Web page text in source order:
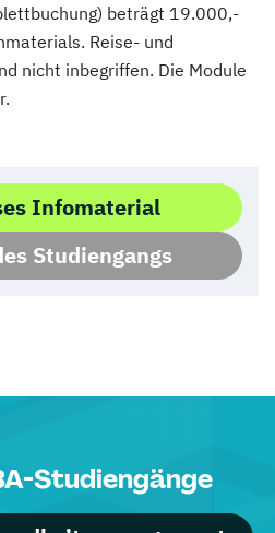
beträgt 19.000,-
Reise- und
nicht inbegriffen. Die Module
Infomaterial
Studiengangs
Studiengänge